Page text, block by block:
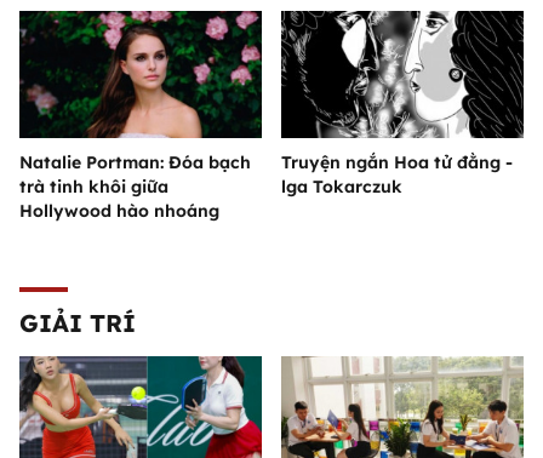
Natalie Portman: Đóa bạch
trà tinh khôi giữa
Hollywood hào nhoáng
Truyện ngắn Hoa tử đằng -
lga Tokarczuk
GIẢI TRÍ